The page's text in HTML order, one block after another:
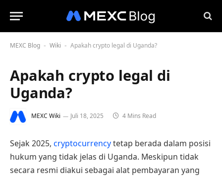
MEXC Blog - Wiki - Apakah crypto legal di Uganda?
Apakah crypto legal di
Uganda?
MEXC Wiki Juli 18, 2025 4 Mins Read
Sejak 2025, cryptocurrencytetap berada dalam posisi
hukum yang tidak jelas di Uganda. Meskipun tidak
secara resmi diakui sebagai alat pembayaran yang